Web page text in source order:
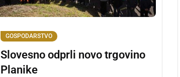
GOSPODARSTVO
Slovesno odprli novo trgovino
Planike